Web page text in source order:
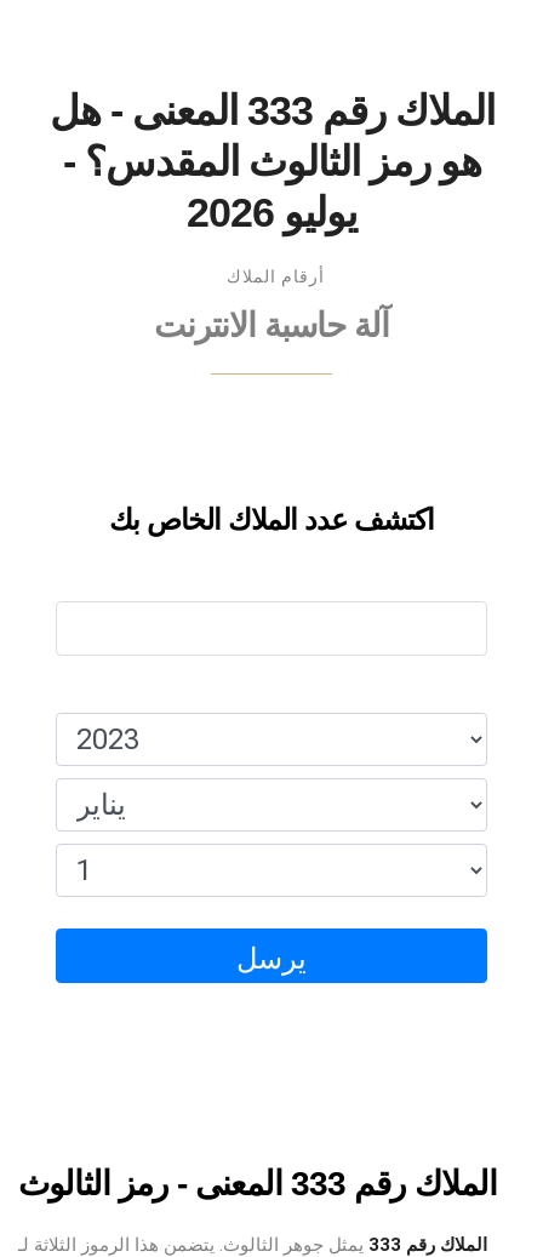
الملاك رقم 333 المعنى - هل
هو رمز الثالوث المقدس؟ -
يوليو 2026
أرقام الملاك
آلة حاسبة الانترنت
اكتشف عدد الملاك الخاص بك
يرسل
الملاك رقم 333 المعنى - رمز الثالوث
الملاك رقم 333
يمثل جوهر الثالوث. يتضمن هذا الرموز الثلاثة لـ